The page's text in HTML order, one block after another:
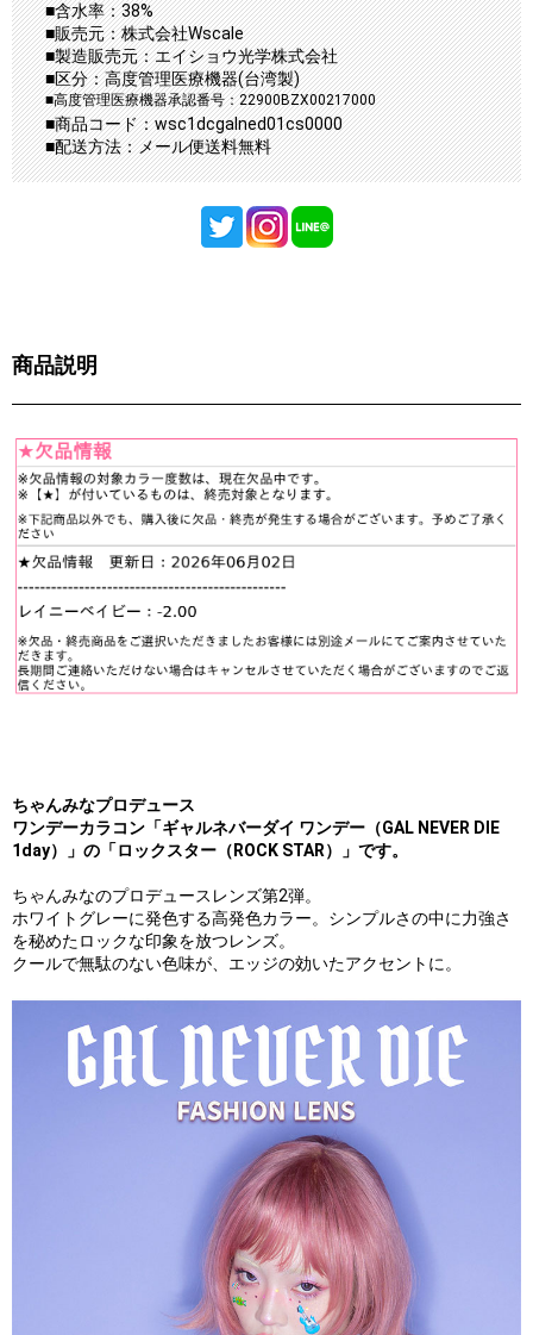
■含水率：38%
■販売元：株式会社Wscale
■製造販売元：エイショウ光学株式会社
■区分：高度管理医療機器(台湾製)
■高度管理医療機器承認番号：22900BZX00217000
■商品コード：wsc1dcgalned01cs0000
■配送方法：メール便送料無料
商品説明
ちゃんみなプロデュース
ワンデーカラコン「ギャルネバーダイ ワンデー（GAL NEVER DIE
1day）」の「ロックスター（ROCK STAR）」です。
ちゃんみなのプロデュースレンズ第2弾。
ホワイトグレーに発色する高発色カラー。シンプルさの中に力強さ
を秘めたロックな印象を放つレンズ。
クールで無駄のない色味が、エッジの効いたアクセントに。